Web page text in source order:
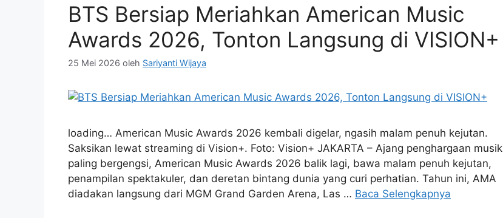
BTS Bersiap Meriahkan American Music
Awards 2026, Tonton Langsung di VISION+
25 Mei 2026 oleh Sariyanti Wijaya
loading… American Music Awards 2026 kembali digelar, ngasih malam penuh kejutan.
Saksikan lewat streaming di Vision+. Foto: Vision+ JAKARTA – Ajang penghargaan musik
paling bergengsi, American Music Awards 2026 balik lagi, bawa malam penuh kejutan,
penampilan spektakuler, dan deretan bintang dunia yang curi perhatian. Tahun ini, AMA
diadakan langsung dari MGM Grand Garden Arena, Las … Baca Selengkapnya